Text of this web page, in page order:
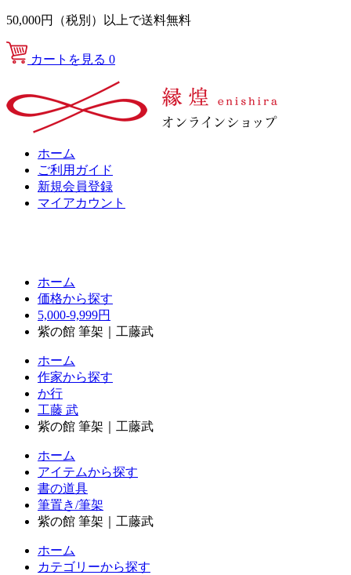
50,000円（税別）以上で送料無料
カートを見る 0
ホーム
ご利用ガイド
新規会員登録
マイアカウント
ホーム
価格から探す
5,000-9,999円
紫の館 筆架｜工藤武
ホーム
作家から探す
か行
工藤 武
紫の館 筆架｜工藤武
ホーム
アイテムから探す
書の道具
筆置き/筆架
紫の館 筆架｜工藤武
ホーム
カテゴリーから探す